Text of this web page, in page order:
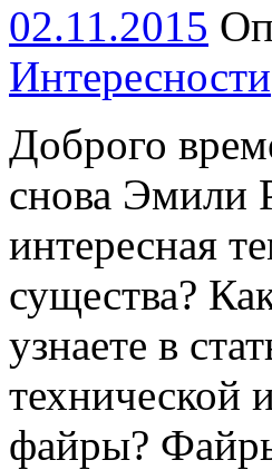
02.11.2015
Интересности
Доброго
снова Эмили
интересная
существа?
узнаете в
технической
файры?